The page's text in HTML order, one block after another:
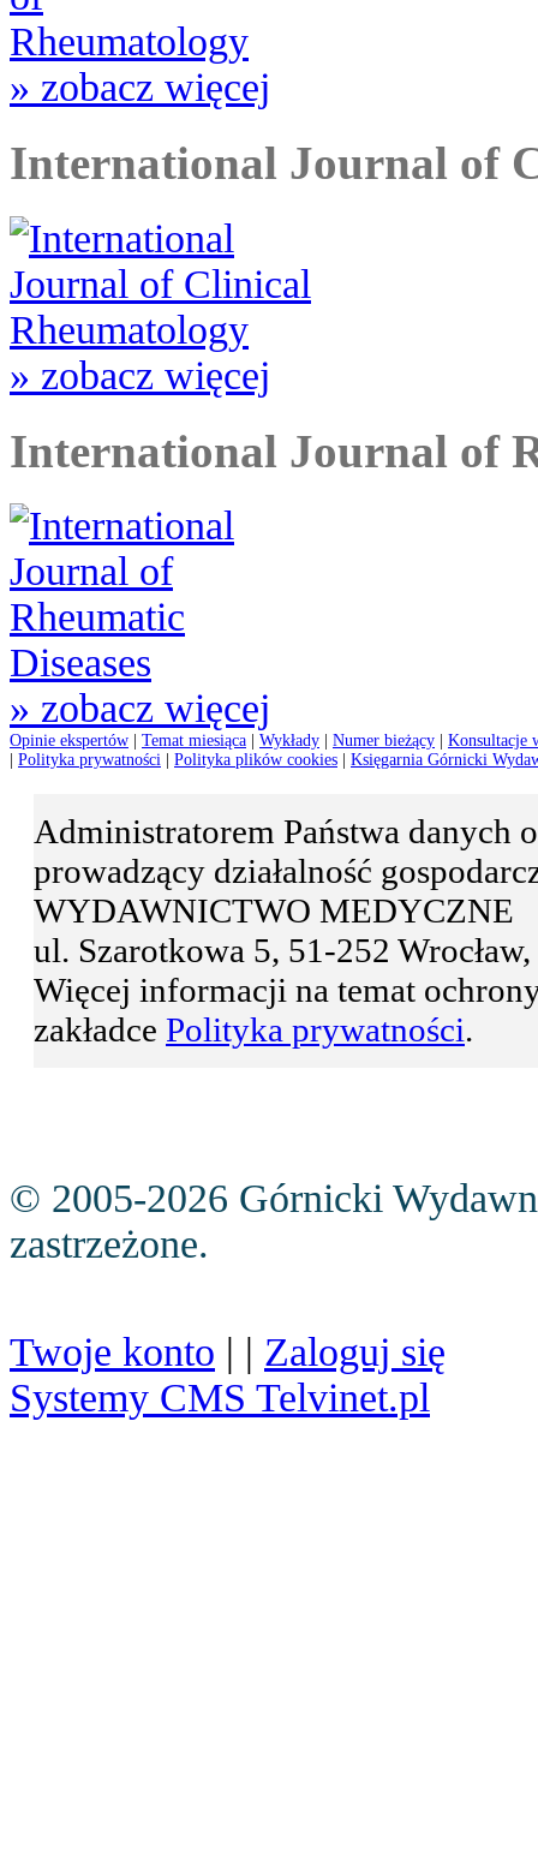
» zobacz więcej
International Journal of
» zobacz więcej
International Journal of
» zobacz więcej
Opinie ekspertów Temat miesiąca Wykłady Numer bieżący
Konsultacje
Polityka prywatności Polityka plików cookies Księgarnia Górnicki
Administratorem Państwa
prowadzący działalność
WYDAWNICTWO MEDYCZNE
ul. Szarotkowa 5, 51-252
Więcej informacji na temat
zakładce Polityka prywatności.
© 2005-2026 Górnicki
zastrzeżone.
Twoje konto | | Zaloguj się
Systemy CMS Telvinet.pl